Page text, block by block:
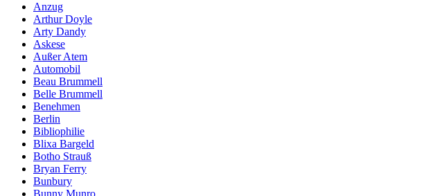
Anzug
Arthur Doyle
Arty Dandy
Askese
Außer Atem
Automobil
Beau Brummell
Belle Brummell
Benehmen
Berlin
Bibliophilie
Blixa Bargeld
Botho Strauß
Bryan Ferry
Bunbury
Bunny Munro